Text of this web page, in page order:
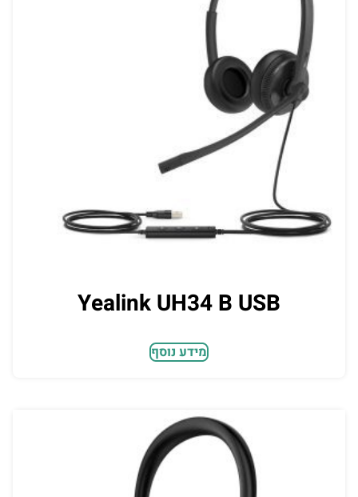
Yealink UH34 B USB
מידע נוסף